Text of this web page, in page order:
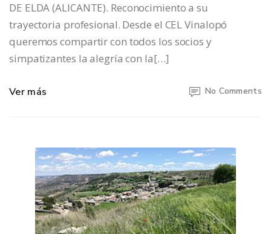
DE ELDA (ALICANTE). Reconocimiento a su
trayectoria profesional. Desde el CEL Vinalopó
queremos compartir con todos los socios y
simpatizantes la alegría con la[…]
Ver más No Comments